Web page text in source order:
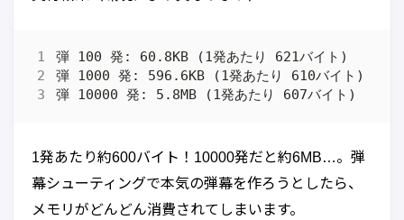
1発あたり約600バイト！10000発だと約6MB…。弾
幕シューティングで本気の弾幕を作ろうとしたら、
メモリがどんどん消費されてしまいます。